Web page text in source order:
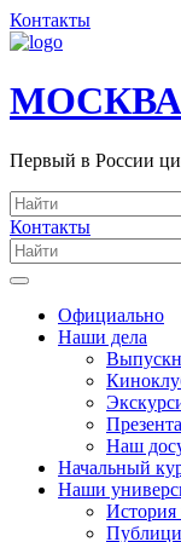
Контакты
Первый в России
Контакты
Официально
Наши дела
Наш
Начальный
Наши
История